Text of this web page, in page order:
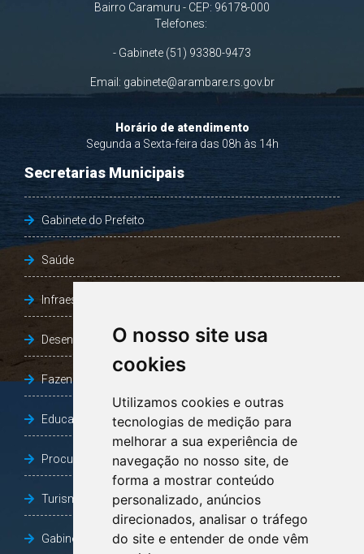
O nosso site usa
cookies
Utilizamos cookies e outras
tecnologias de medição para
melhorar a sua experiência de
navegação no nosso site, de
forma a mostrar conteúdo
personalizado, anúncios
direcionados, analisar o tráfego
do site e entender de onde vêm
Bairro Caramuru - CEP: 96178-000
Telefones:
- Gabinete (51) 93380-9473
Email: gabinete@arambare.rs.gov.br
Horário de atendimento
Segunda a Sexta-feira das 08h às 14h
Secretarias Municipais
Gabinete do Prefeito
Saúde
Infraestrutura, Agricultura e Meio Ambiente
Desenvolvimento Social
Fazenda e Desenvolvimento Econômico
Educação
Procuradoria Geral do Município
Turismo, Desporto e Cultura
Gabinete Vice-Prefeito